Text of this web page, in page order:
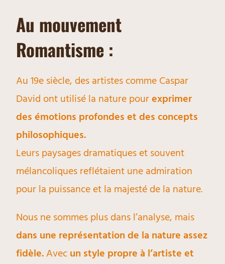
Au mouvement
Romantisme :
Au 19e siècle, des artistes comme Caspar
David ont utilisé la nature pourexprimer
des émotions profondes et des concepts
philosophiques.
Leurs paysages dramatiques et souvent
mélancoliques reflétaient une admiration
pour la puissance et la majesté de la nature.
Nous ne sommes plus dans l’analyse, mais
dans une représentation de la nature assez
fidèle.Avec un style propre à l’artiste et